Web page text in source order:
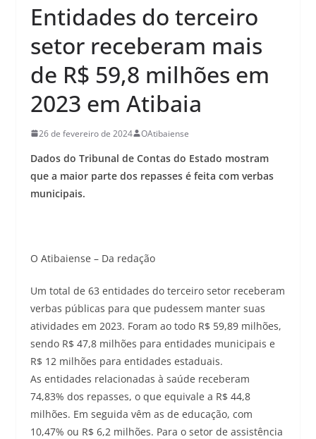
Entidades do terceiro
setor receberam mais
de R$ 59,8 milhões em
2023 em Atibaia
26 de fevereiro de 2024 OAtibaiense
Dados do Tribunal de Contas do Estado mostram
que a maior parte dos repasses é feita com verbas
municipais.
O Atibaiense – Da redação
Um total de 63 entidades do terceiro setor receberam
verbas públicas para que pudessem manter suas
atividades em 2023. Foram ao todo R$ 59,89 milhões,
sendo R$ 47,8 milhões para entidades municipais e
R$ 12 milhões para entidades estaduais.
As entidades relacionadas à saúde receberam
74,83% dos repasses, o que equivale a R$ 44,8
milhões. Em seguida vêm as de educação, com
10,47% ou R$ 6,2 milhões. Para o setor de assistência